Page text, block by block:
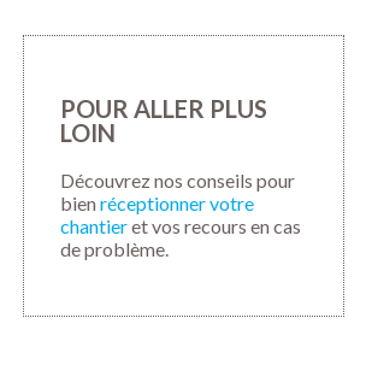
POUR ALLER PLUS
LOIN
Découvrez nos conseils pour
bienréceptionner votre
chantieret vos recours en cas
de problème.